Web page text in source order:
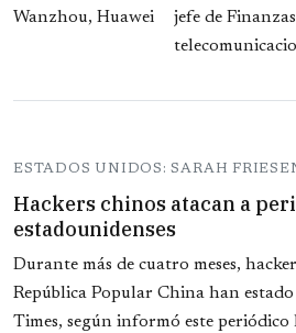
jefe de
ESTADOS UNIDOS: SARAH
Hackers chinos atacan a
estadounidenses
Durante más de cuatro meses,
República Popular China han
Times, según informó este periódico